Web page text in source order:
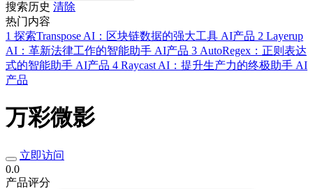
搜索历史 清除
热门内容
1 探索Transpose AI：区块链数据的强大工具 AI产品 2 Layerup
AI：革新法律工作的智能助手 AI产品 3 AutoRegex：正则表达
式的智能助手 AI产品 4 Raycast AI：提升生产力的终极助手 AI
产品
万彩微影
立即访问
0.0
产品评分